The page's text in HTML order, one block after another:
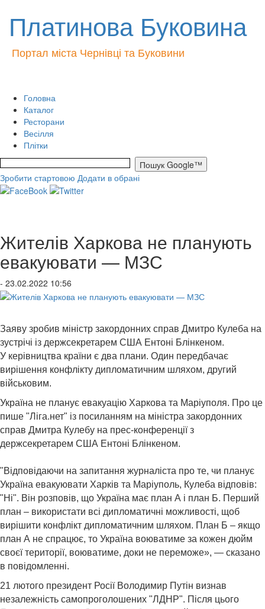
Платинова Буковина
Портал міста Чернівці та Буковини
Головна
Каталог
Ресторани
Весілля
Плітки
Зробити стартовою Додати в обрані
Жителів Харкова не планують
евакуювати — МЗС
- 23.02.2022 10:56
Заяву зробив міністр закордонних справ Дмитро Кулеба на
зустрічі із держсекретарем США Ентоні Блінкеном.
У керівництва країни є два плани. Один передбачає
вирішення конфлікту дипломатичним шляхом, другий
військовим.
Україна не планує евакуацію Харкова та Маріуполя. Про це
пише "Ліга.нет" із посиланням на міністра закордонних
справ Дмитра Кулебу на прес-конференції з
держсекретарем США Ентоні Блінкеном.
"Відповідаючи на запитання журналіста про те, чи планує
Україна евакуювати Харків та Маріуполь, Кулеба відповів:
"Ні". Він розповів, що Україна має план А і план Б. Перший
план – використати всі дипломатичні можливості, щоб
вирішити конфлікт дипломатичним шляхом. План Б – якщо
план А не спрацює, то Україна воюватиме за кожен дюйм
своєї території, воюватиме, доки не переможе», — сказано
в повідомленні.
21 лютого президент Росії Володимир Путін визнав
незалежність самопроголошених "ЛДНР". Після цього